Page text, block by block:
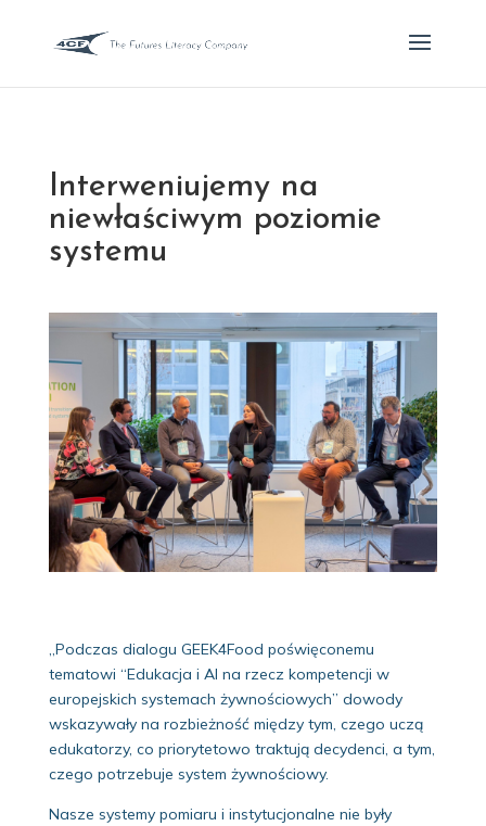
Interweniujemy na
niewłaściwym poziomie
systemu
„Podczas dialogu GEEK4Food poświęconemu
tematowi “Edukacja i AI na rzecz kompetencji w
europejskich systemach żywnościowych” dowody
wskazywały na rozbieżność między tym, czego uczą
edukatorzy, co priorytetowo traktują decydenci, a tym,
czego potrzebuje system żywnościowy.
Nasze systemy pomiaru i instytucjonalne nie były